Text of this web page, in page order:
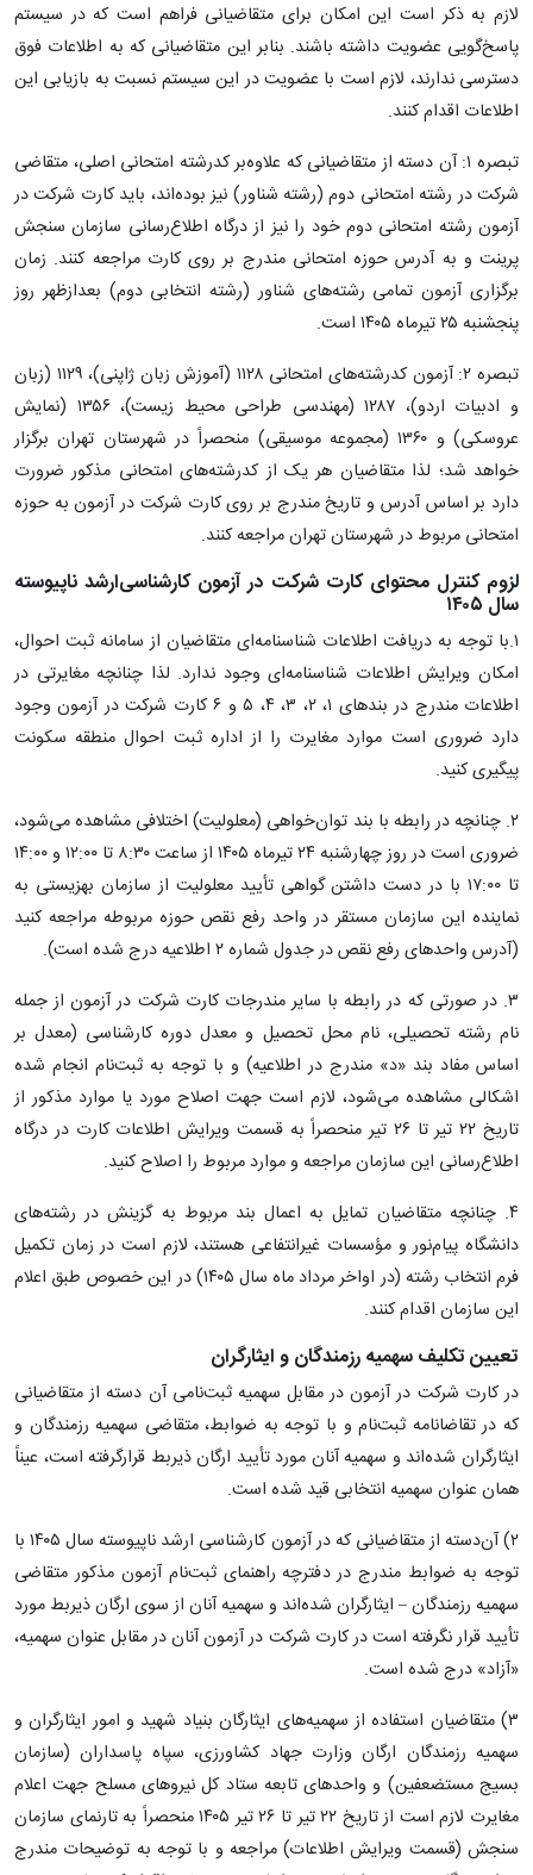
لازم به ذکر است این امکان برای متقاضیانی فراهم است که در سیستم
پاسخ‌گویی عضویت داشته باشند. بنابر این متقاضیانی که به اطلاعات فوق
دسترسی ندارند، لازم است با عضویت در این سیستم نسبت به بازیابی این
اطلاعات اقدام کنند.
تبصره ۱: آن دسته از متقاضیانی که علاوه‌بر کدرشته امتحانی اصلی، متقاضی
شرکت در رشته امتحانی دوم (رشته‌ شناور) نیز بوده‌اند، باید کارت شرکت در
آزمون رشته امتحانی دوم خود را نیز از درگاه اطلاع‌رسانی سازمان سنجش
پرینت و به آدرس حوزه امتحانی مندرج بر روی کارت مراجعه کنند. زمان
برگزاری آزمون تمامی رشته‌های شناور (رشته انتخابی دوم) بعدازظهر روز
پنجشنبه ۲۵ تیرماه ۱۴۰۵ است.
تبصره ۲: آزمون‌ کدرشته‌های امتحانی ۱۱۲۸ (آموزش زبان ژاپنی)، ۱۱۲۹ (زبان
و ادبیات اردو)، ۱۲۸۷ (مهندسی طراحی محیط زیست)، ۱۳۵۶ (نمایش
عروسکی) و ‌۱۳۶۰ (مجموعه موسیقی‌) منحصراً در شهرستان تهران‌ برگزار
خواهد شد؛ لذا متقاضیان هر یک از کدرشته‌های امتحانی مذکور ضرورت‌
دارد بر اساس‌ آدرس و تاریخ مندرج بر روی کارت شرکت در آزمون به حوزه
امتحانی مربوط در شهرستان تهران مراجعه کنند.
لزوم کنترل محتوای کارت شرکت در آزمون‌ کارشناسی‌ارشد ناپیوسته‌
سال‌ ۱۴۰۵
۱.با توجه به دریافت اطلاعات شناسنامه‌ای متقاضیان از سامانه ثبت احوال،
امکان ویرایش اطلاعات شناسنامه‌ای وجود ندارد. لذا چنانچه مغایرتی در
اطلاعات مندرج در بندهای ۱، ۲، ۳، ۴، ۵ و ۶ کارت شرکت در آزمون وجود
دارد ضروری است موارد مغایرت را از اداره ثبت احوال منطقه سکونت
پیگیری کنید.
۲. چنانچه‌ در رابطه با بند توان‌خواهی (معلولیت) اختلافی مشاهده می‌شود،
ضروری است در روز چهارشنبه ۲۴ تیرماه ۱۴۰۵ از ساعت ۸:۳۰ تا ۱۲:۰۰ و ۱۴:۰۰
تا ۱۷:۰۰ با در دست داشتن گواهی تأیید معلولیت از سازمان بهزیستی به
نماینده این سازمان مستقر در واحد رفع نقص حوزه مربوطه مراجعه کنید
(آدرس واحدهای رفع نقص در جدول شماره ۲ اطلاعیه درج شده است).
۳. در صورتی که‌ در رابطه‌ با سایر مندرجات‌ کارت شرکت در آزمون از جمله
نام رشته تحصیلی، نام محل تحصیل و معدل دوره کارشناسی (معدل بر
اساس مفاد بند «د‍» مندرج در اطلاعیه) و با توجه‌ به‌ ثبت‌نام انجام شده
اشکالی‌ مشاهده‌ می‌شود، لازم است جهت اصلاح مورد یا موارد مذکور از
تاریخ ۲۲ تیر تا ۲۶ تیر منحصراً به قسمت ویرایش اطلاعات کارت در درگاه
اطلاع‌رسانی این سازمان مراجعه و موارد مربوط را اصلاح کنید.
۴. چنانچه متقاضیان تمایل به اعمال بند مربوط به گزینش در رشته‌های
دانشگاه پیام‌نور و مؤسسات غیرانتفاعی هستند، لازم است در زمان تکمیل
فرم انتخاب رشته (در اواخر مرداد ماه سال ۱۴۰۵) در این خصوص طبق اعلام
این سازمان اقدام کنند.
تعیین تکلیف سهمیه رزمندگان و ایثارگران
در کارت شرکت در آزمون در مقابل سهمیه‌ ثبت‌نامی‌ آن دسته از متقاضیانی
که در تقاضانامه ثبت‌نام و با توجه به ضوابط، متقاضی سهمیه رزمندگان و
ایثارگران شده‌اند و سهمیه آنان مورد تأیید ارگان ذیربط قرارگرفته است، عیناً
همان عنوان سهمیه انتخابی قید شده است.
۲) آن‌دسته از متقاضیانی که در آزمون کارشناسی ارشد ناپیوسته سال ۱۴۰۵ با
توجه به ضوابط مندرج در دفترچه راهنمای ثبت‌نام آزمون مذکور متقاضی
سهمیه رزمندگان – ایثارگران شده‌اند و سهمیه آنان از سوی ارگان ذیربط مورد
تأیید قرار نگرفته است در کارت شرکت در آزمون آنان در مقابل عنوان سهمیه،
«آزاد» درج شده است.
۳) متقاضیان استفاده از سهمیه‌های ایثارگان بنیاد شهید و امور ایثارگران و
سهمیه رزمندگان ارگان وزارت جهاد کشاورزی، سپاه پاسداران (سازمان
بسیج مستضعفین) و واحدهای تابعه ستاد کل نیروهای مسلح جهت اعلام
مغایرت لازم است از تاریخ ۲۲ تیر تا ۲۶ تیر ۱۴۰۵ منحصراً به تارنمای سازمان
سنجش (قسمت ویرایش اطلاعات) مراجعه و با توجه به توضیحات مندرج